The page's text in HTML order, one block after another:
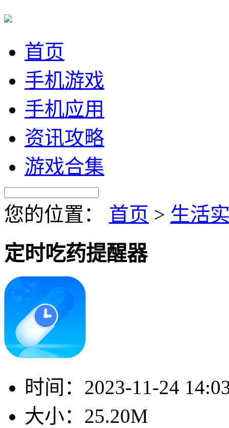
首页
手机游戏
手机应用
资讯攻略
游戏合集
您的位置： 首页 > 生活
定时吃药提醒器
时间： 2023-11-24
大小： 25.20M